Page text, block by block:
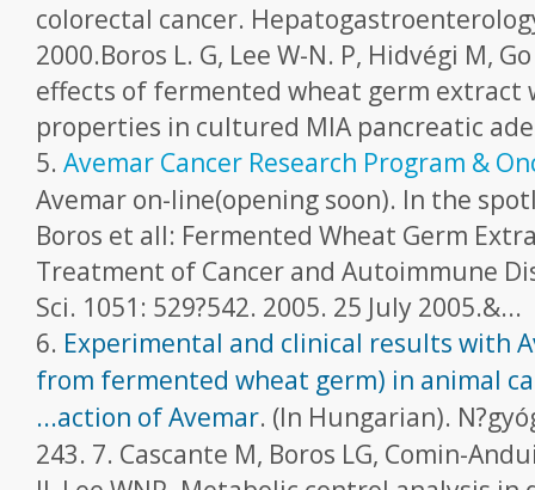
colorectal cancer.
2000.Boros L. G, Lee W-N. P, Hidvégi M,
effects of fermented wheat germ
properties in cultured MIA pancreatic
5. Avemar Cancer Research Program &
Avemar on-line(opening soon). In the
Boros et all: Fermented Wheat Germ
Treatment of Cancer and Autoimmune
Sci. 1051: 529?542. 2005. 25 July 2005.&...
6. Experimental and clinical results with
from fermented wheat germ) in animal
...action of Avemar. (In Hungarian).
243. 7. Cascante M, Boros LG, Comin-